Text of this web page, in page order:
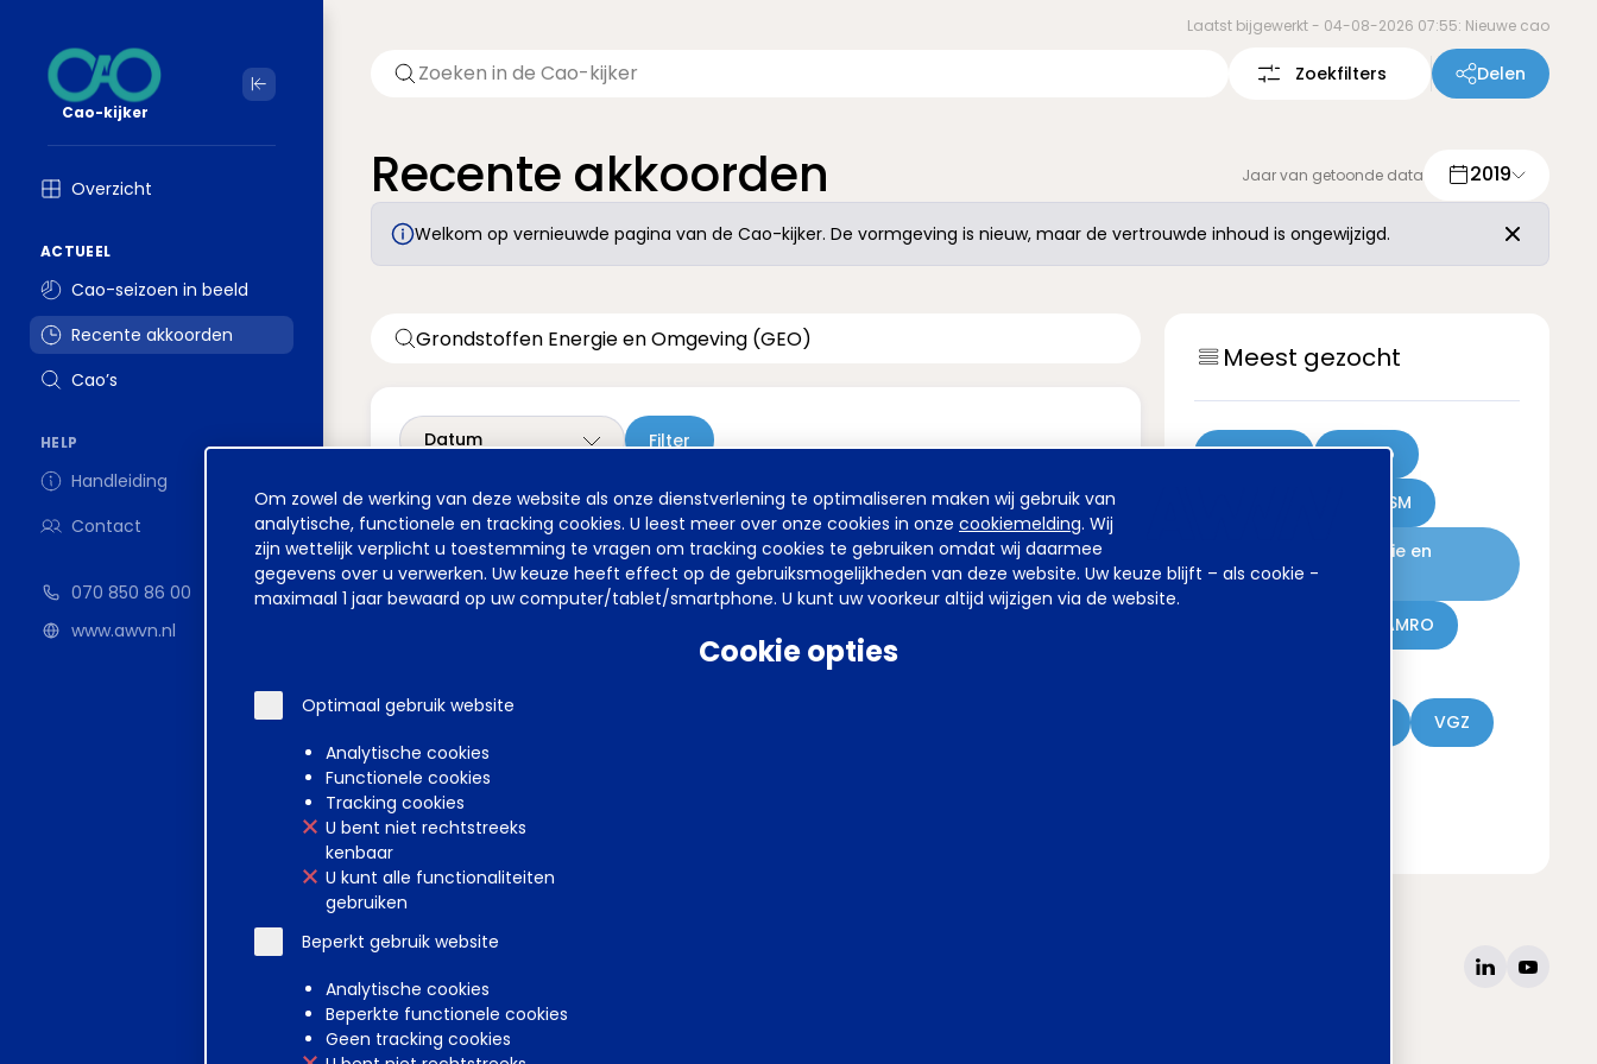
Cookie
melding
Om zowel de werking van deze website als onze dienstverlening te optimaliseren maken wij gebruik van
analytische, functionele en tracking cookies. U leest meer over onze cookies in onze cookiemelding. Wij
zijn wettelijk verplicht u toestemming te vragen om tracking cookies te gebruiken omdat wij daarmee
gegevens over u verwerken. Uw keuze heeft effect op de gebruiksmogelijkheden van deze website. Uw keuze blijft – als cookie -
maximaal 1 jaar bewaard op uw computer/tablet/smartphone. U kunt uw voorkeur altijd wijzigen via de website.
Cookie opties
Optimaal gebruik website
Analytische cookies
Functionele cookies
Tracking cookies
U bent niet rechtstreeks
kenbaar
U kunt alle functionaliteiten
gebruiken
Beperkt gebruik website
Analytische cookies
Beperkte functionele cookies
Geen tracking cookies
Cao-kijker
Overzicht
ACTUEEL
Cao-seizoen in beeld
Recente akkoorden
Cao’s
HELP
Handleiding
Contact
070 850 86 00
www.awvn.nl
Laatst bijgewerkt - 04-08-2026 07:55: Nieuwe cao
Zoekfilters Delen
Recente akkoorden Jaar van getoonde data 2019
Welkom op vernieuwde pagina van de Cao-kijker. De vormgeving is nieuw, maar de vertrouwde inhoud is ongewijzigd.
Datum
Geen items gevonden
Meest gezocht
Achmea Sweco
DSM
Grondstoffen Energie en
Omgeving (GEO)
ABN AMRO
VGZ